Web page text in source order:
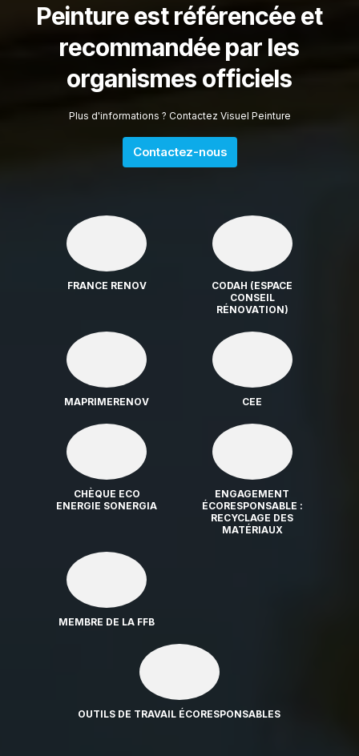
Peinture est référencée et
recommandée par les
organismes officiels
Plus d'informations ? Contactez Visuel Peinture
Contactez-nous
FRANCE RENOV
CODAH (ESPACE
CONSEIL
RÉNOVATION)
MAPRIMERENOV CEE
CHÈQUE ECO
ENERGIE SONERGIA
ENGAGEMENT
ÉCORESPONSABLE :
RECYCLAGE DES
MATÉRIAUX
MEMBRE DE LA FFB
OUTILS DE TRAVAIL ÉCORESPONSABLES